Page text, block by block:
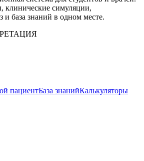
клинические симуляции,
и база знаний в одном месте.
пациентБаза знанийКалькуляторы